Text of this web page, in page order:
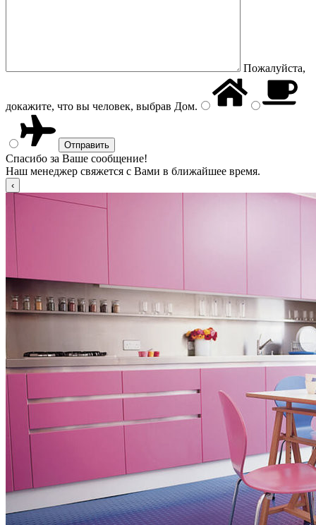
Пожалуйста,
докажите, что вы человек, выбрав Дом.
Спасибо за Ваше сообщение!
Наш менеджер свяжется с Вами в ближайшее время.